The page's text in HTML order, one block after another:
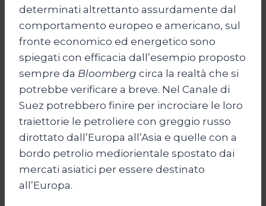
determinati altrettanto assurdamente dal
comportamento europeo e americano, sul
fronte economico ed energetico sono
spiegati con efficacia dall’esempio proposto
sempre da Bloomberg circa la realtà che si
potrebbe verificare a breve. Nel Canale di
Suez potrebbero finire per incrociare le loro
traiettorie le petroliere con greggio russo
dirottato dall’Europa all’Asia e quelle con a
bordo petrolio mediorientale spostato dai
mercati asiatici per essere destinato
all’Europa.